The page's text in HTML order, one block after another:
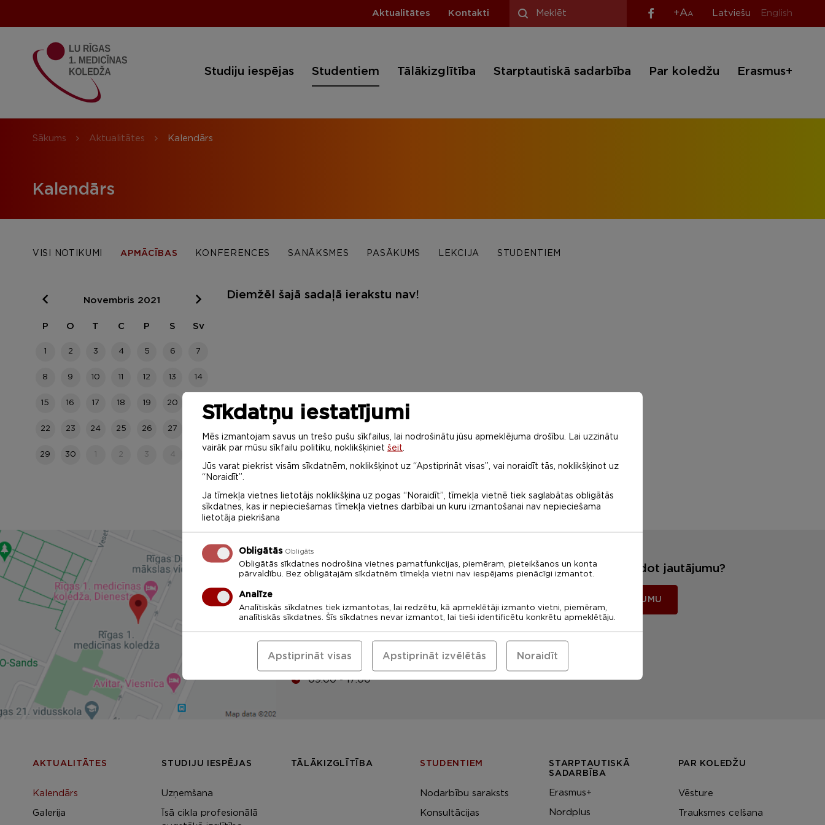
Aktualitātes Kontakti +AA Latviešu English
Studiju iespējas Studentiem Tālākizglītība Starptautiskā sadarbība Par koledžu Erasmus+
Sākums Aktualitātes Kalendārs
Kalendārs
VISI NOTIKUMI APMĀCĪBAS KONFERENCES SANĀKSMES PASĀKUMS LEKCIJA STUDENTIEM
Novembris 2021
P O T C P S Sv
1 2 3 4 5 6 7
8 9 10 11 12 13 14
15 16 17 18 19 20
22 23 24 25 26 27
29 30 2 3 4
Diemžēl šajā sadaļā ierakstu nav!
LU Rīgas 1. medicīnas koledža
67378094
Eadrese
Tomsona iela 37, Rīga, LV-1013
09:00 - 17:00
Vēlies mums uzdot jautājumu?
UZDOT JAUTĀJUMU
AKTUALITĀTES
Kalendārs
Galerija
STUDIJU IESPĒJAS
Uzņemšana
Īsā cikla profesionālā
TĀLĀKIZGLĪTĪBA STUDENTIEM
Nodarbību saraksts
Konsultācijas
STARPTAUTISKĀ
SADARBĪBA
Erasmus+
Nordplus
PAR KOLEDŽU
Vēsture
Trauksmes celšana
Sīkdatņu iestatījumi
Mēs izmantojam savus un trešo pušu sīkfailus, lai nodrošinātu jūsu apmeklējuma drošību. Lai uzzinātu
vairāk par mūsu sīkfailu politiku, noklikšķiniet šeit
Jūs varat piekrist visām sīkdatnēm, noklikšķinot uz “Apstiprināt visas”, vai noraidīt tās, noklikšķinot uz
“Noraidīt”.
Ja tīmekļa vietnes lietotājs noklikšķina uz pogas “Noraidīt”, tīmekļa vietnē tiek saglabātas obligātās
sīkdatnes, kas ir nepieciešamas tīmekļa vietnes darbībai un kuru izmantošanai nav nepieciešama
lietotāja piekrišana
Obligātās Obligāts
Obligātās sīkdatnes nodrošina vietnes pamatfunkcijas, piemēram, pieteikšanos un konta
pārvaldību. Bez obligātajām sīkdatnēm tīmekļa vietni nav iespējams pienācīgi izmantot.
Analīze
Analītiskās sīkdatnes tiek izmantotas, lai redzētu, kā apmeklētāji izmanto vietni, piemēram,
analītiskās sīkdatnes. Šīs sīkdatnes nevar izmantot, lai tieši identificētu konkrētu apmeklētāju.
Noraidīt
Apstiprināt izvēlētās
Apstiprināt visas